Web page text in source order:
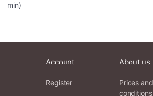
min)
Account
Register
About us
Prices and
conditions